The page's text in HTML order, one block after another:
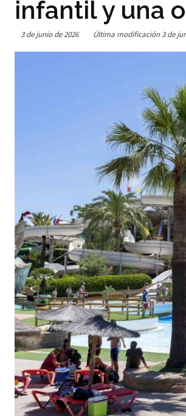
infantil y una
3 de junio de 2026 Última modificación 3 de